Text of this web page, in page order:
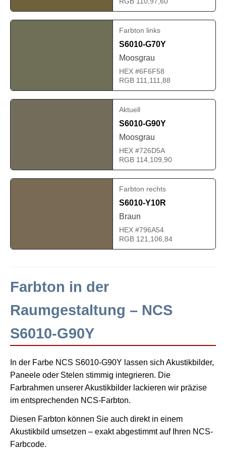
Farbton links
S6010-G70Y
Moosgrau
HEX #6F6F58
RGB 111,111,88
Aktuell
S6010-G90Y
Moosgrau
HEX #726D5A
RGB 114,109,90
Farbton rechts
S6010-Y10R
Braun
HEX #796A54
RGB 121,106,84
Farbton in der
Raumgestaltung – NCS
S6010-G90Y
In der Farbe NCS S6010-G90Y lassen sich Akustikbilder,
Paneele oder Stelen stimmig integrieren. Die
Farbrahmen unserer Akustikbilder lackieren wir präzise
im entsprechenden NCS-Farbton.
Diesen Farbton können Sie auch direkt in einem
Akustikbild umsetzen – exakt abgestimmt auf Ihren NCS-
Farbcode.